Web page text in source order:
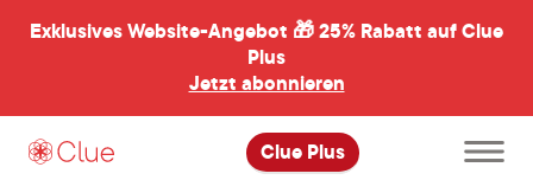
Exklusives Website-Angebot 🎁25% Rabatt auf Clue
Plus
Jetzt abonnieren
Clue Plus
öffnen